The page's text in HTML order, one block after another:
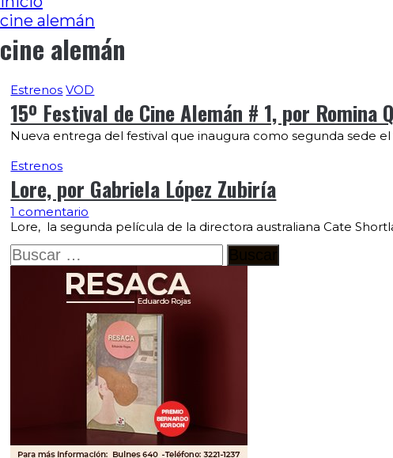
contenido
cine alemán
cine alemán
Estrenos VOD
15º Festival de Cine Alemán # 1, por Romina
Nueva entrega del festival que inaugura como segunda sede
Estrenos
Lore, por Gabriela López Zubiría
1 comentario
Lore, la segunda película de la directora australiana Cate
Buscar: